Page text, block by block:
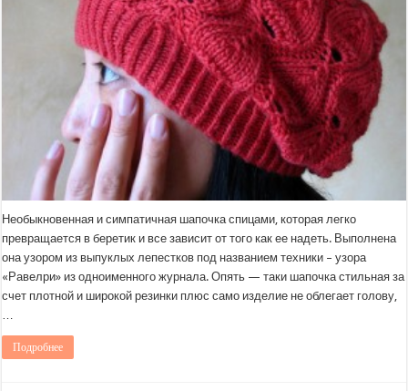
Необыкновенная и симпатичная шапочка спицами, которая легко
превращается в беретик и все зависит от того как ее надеть. Выполнена
она узором из выпуклых лепестков под названием техники – узора
«Равелри» из одноименного журнала. Опять — таки шапочка стильная за
счет плотной и широкой резинки плюс само изделие не облегает голову,
Подробнее